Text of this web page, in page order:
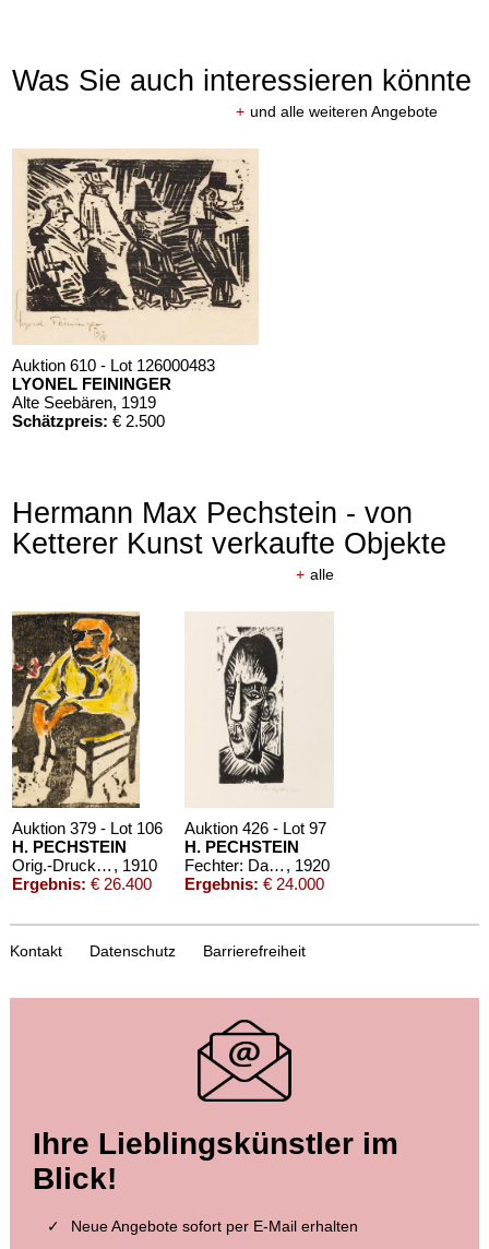
Was Sie auch interessieren könnte
+ und alle weiteren Angebote
Auktion 610 - Lot 126000483
LYONEL FEININGER
Alte Seebären, 1919
Schätzpreis: € 2.500
Hermann Max Pechstein - von
Ketterer Kunst verkaufte Objekte
+ alle
Auktion 379 - Lot 106
H. PECHSTEIN
Orig.-Druck mit Unterschriften von Kirchner, Heckel und Pechstein. 1910 , 1910
Ergebnis: € 26.400
Auktion 426 - Lot 97
H. PECHSTEIN
Fechter: Das graphische Werke Max Pechsteins. , 1920
Ergebnis: € 24.000
Auktion 456 - Lot 73
H. PECHSTEIN
Das graphische Werk Max Pechsteins
Ergebnis:€ 22.140
Auktion 542 - Lot 277
H. PECHSTEIN
Kontakt Datenschutz Barrierefreiheit
Ihre Lieblingskünstler im
Blick!
Neue Angebote sofort per E-Mail erhalten